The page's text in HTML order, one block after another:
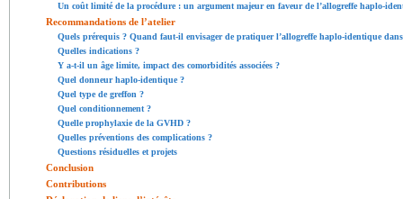
Un coût limité de la procédure : un argument majeur en faveur de l’allogreffe haplo-
Recommandations de l’atelier
Quels prérequis ? Quand faut-il envisager de pratiquer l’allogreffe haplo-identique
Quelles indications ?
Y a-t-il un âge limite, impact des comorbidités associées ?
Quel donneur haplo-identique ?
Quel type de greffon ?
Quel conditionnement ?
Quelle prophylaxie de la GVHD ?
Quelles préventions des complications ?
Questions résiduelles et projets
Conclusion
Contributions